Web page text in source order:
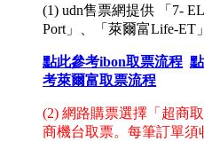
(1) udn售票網提供 「7-
Port」、「萊爾富Life-ET
點此參考ibon取票流程
考萊爾富取票流程
(2) 網路購票選擇「超商
商機台取票。每筆訂單須